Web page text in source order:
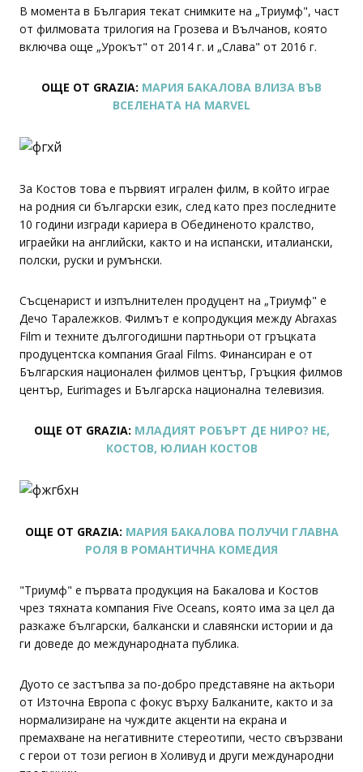
В момента в България текат снимките на „Триумф", част
от филмовата трилогия на Грозева и Вълчанов, която
включва още „Урокът" от 2014 г. и „Слава" от 2016 г.
ОЩЕ ОТ GRAZIA: МАРИЯ БАКАЛОВА ВЛИЗА ВЪВ
ВСЕЛЕНАТА НА MARVEL
За Костов това е първият игрален филм, в който играе
на родния си български език, след като през последните
10 години изгради кариера в Обединеното кралство,
играейки на английски, както и на испански, италиански,
полски, руски и румънски.
Съсценарист и изпълнителен продуцент на „Триумф" е
Дечо Таралежков. Филмът е копродукция между Abraxas
Film и техните дългогодишни партньори от гръцката
продуцентска компания Graal Films. Финансиран е от
Българския национален филмов център, Гръцкия филмов
център, Eurimages и Българска национална телевизия.
ОЩЕ ОТ GRAZIA: МЛАДИЯТ РОБЪРТ ДЕ НИРО? НЕ,
КОСТОВ, ЮЛИАН КОСТОВ
ОЩЕ ОТ GRAZIA: МАРИЯ БАКАЛОВА ПОЛУЧИ ГЛАВНА
РОЛЯ В РОМАНТИЧНА КОМЕДИЯ
"Триумф" е първата продукция на Бакалова и Костов
чрез тяхната компания Five Oceans, която има за цел да
разкаже български, балкански и славянски истории и да
ги доведе до международната публика.
Дуото се застъпва за по-добро представяне на актьори
от Източна Европа с фокус върху Балканите, както и за
нормализиране на чуждите акценти на екрана и
премахване на негативните стереотипи, често свързвани
с герои от този регион в Холивуд и други международни